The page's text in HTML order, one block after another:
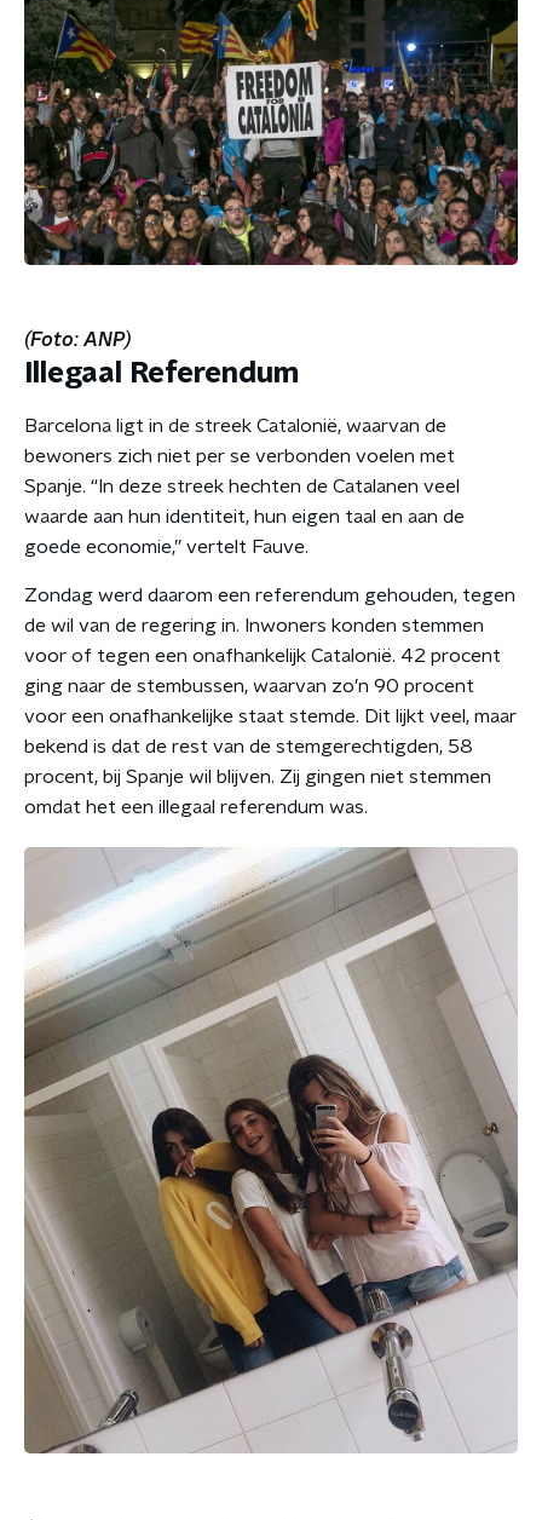
(Foto: ANP)
Illegaal Referendum
Barcelona ligt in de streek Catalonië, waarvan de
bewoners zich niet per se verbonden voelen met
Spanje. “In deze streek hechten de Catalanen veel
waarde aan hun identiteit, hun eigen taal en aan de
goede economie,” vertelt Fauve.
Zondag werd daarom een referendum gehouden, tegen
de wil van de regering in. Inwoners konden stemmen
voor of tegen een onafhankelijk Catalonië. 42 procent
ging naar de stembussen, waarvan zo’n 90 procent
voor een onafhankelijke staat stemde. Dit lijkt veel, maar
bekend is dat de rest van de stemgerechtigden, 58
procent, bij Spanje wil blijven. Zij gingen niet stemmen
omdat het een illegaal referendum was.